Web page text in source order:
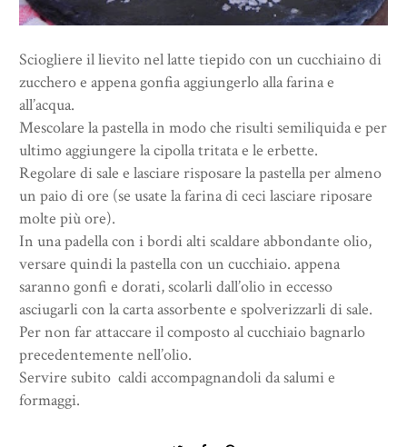
Sciogliere il lievito nel latte tiepido con un cucchiaino di
zucchero e appena gonfia aggiungerlo alla farina e
all’acqua.
Mescolare la pastella in modo che risulti semiliquida e per
ultimo aggiungere la cipolla tritata e le erbette.
Regolare di sale e lasciare risposare la pastella per almeno
un paio di ore (se usate la farina di ceci lasciare riposare
molte più ore).
In una padella con i bordi alti scaldare abbondante olio,
versare quindi la pastella con un cucchiaio. appena
saranno gonfi e dorati, scolarli dall’olio in eccesso
asciugarli con la carta assorbente e spolverizzarli di sale.
Per non far attaccare il composto al cucchiaio bagnarlo
precedentemente nell’olio.
Servire subito caldi accompagnandoli da salumi e
formaggi.